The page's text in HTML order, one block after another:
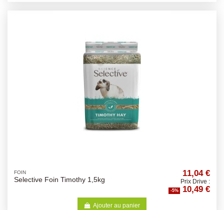
FOIN
Selective Foin Timothy 1,5kg
11,04 €
Prix Drive :
-5% 10,49 €
Ajouter au panier